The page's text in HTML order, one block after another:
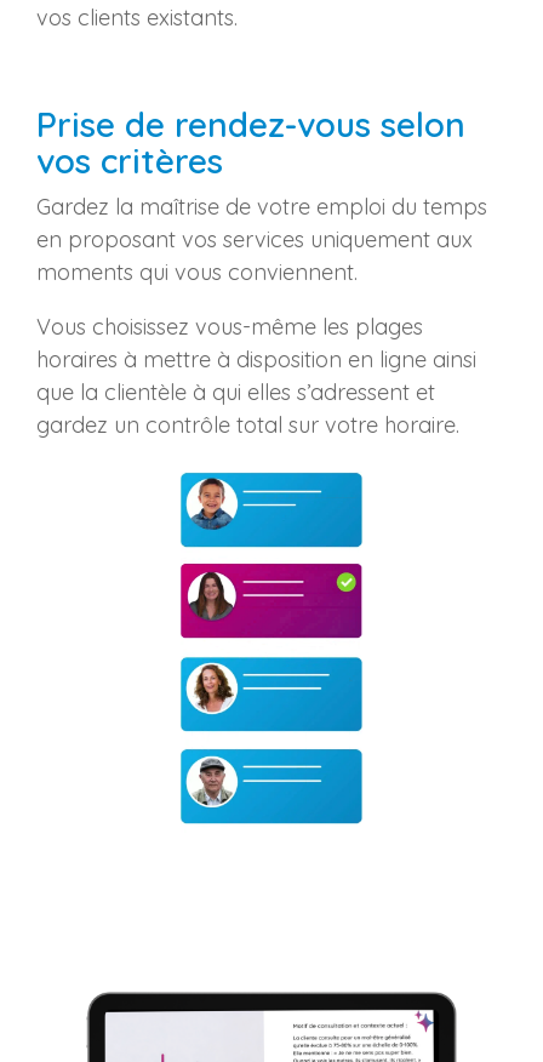
vos clients existants.
Prise de rendez-vous selon
vos critères
Gardez la maîtrise de votre emploi du temps
en proposant vos services uniquement aux
moments qui vous conviennent.
Vous choisissez vous-même les plages
horaires à mettre à disposition en ligne ainsi
que la clientèle à qui elles s’adressent et
gardez un contrôle total sur votre horaire.